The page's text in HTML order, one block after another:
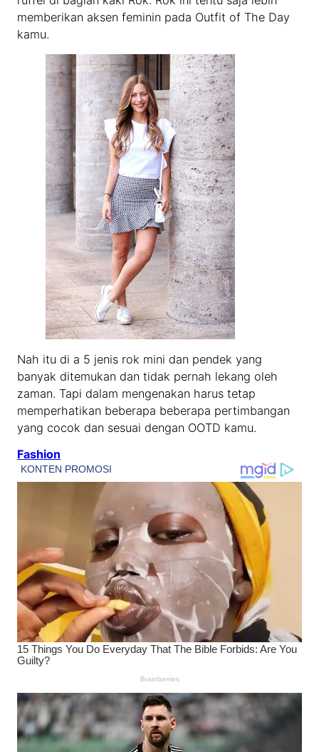
memberikan aksen feminin pada Outfit of The Day
kamu.
Nah itu di a 5 jenis rok mini dan pendek yang
banyak ditemukan dan tidak pernah lekang oleh
zaman. Tapi dalam mengenakan harus tetap
memperhatikan beberapa beberapa pertimbangan
yang cocok dan sesuai dengan OOTD kamu.
Fashion